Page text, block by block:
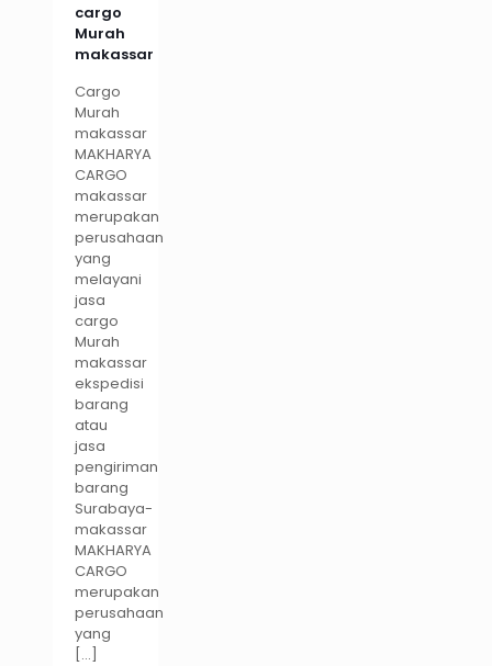
cargo
Murah
makassar
Cargo
Murah
makassar
MAKHARYA
CARGO
makassar
merupakan
perusahaan
yang
melayani
jasa
cargo
Murah
makassar
ekspedisi
barang
atau
jasa
pengiriman
barang
Surabaya-
makassar
MAKHARYA
CARGO
merupakan
perusahaan
yang
[…]